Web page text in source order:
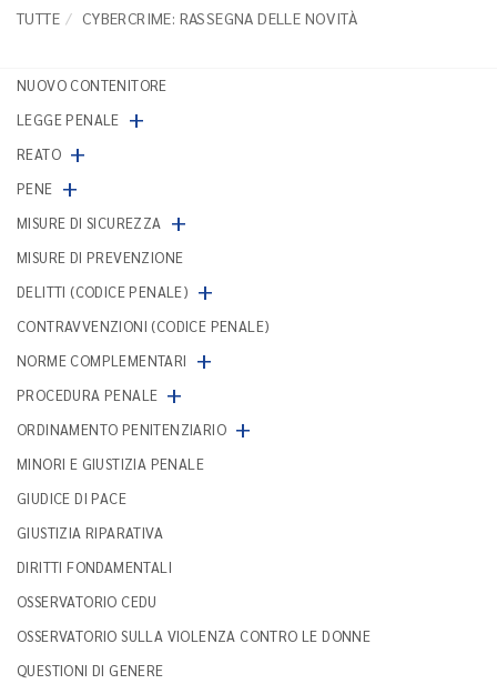
TUTTE CYBERCRIME: RASSEGNA DELLE NOVITÀ
NUOVO CONTENITORE
LEGGE PENALE +
REATO +
PENE +
MISURE DI SICUREZZA +
MISURE DI PREVENZIONE
DELITTI (CODICE PENALE) +
CONTRAVVENZIONI (CODICE PENALE)
NORME COMPLEMENTARI
+
PROCEDURA PENALE +
ORDINAMENTO PENITENZIARIO +
MINORI E GIUSTIZIA PENALE
GIUDICE DI PACE
GIUSTIZIA RIPARATIVA
DIRITTI FONDAMENTALI
OSSERVATORIO CEDU
OSSERVATORIO SULLA VIOLENZA CONTRO LE DONNE
QUESTIONI DI GENERE